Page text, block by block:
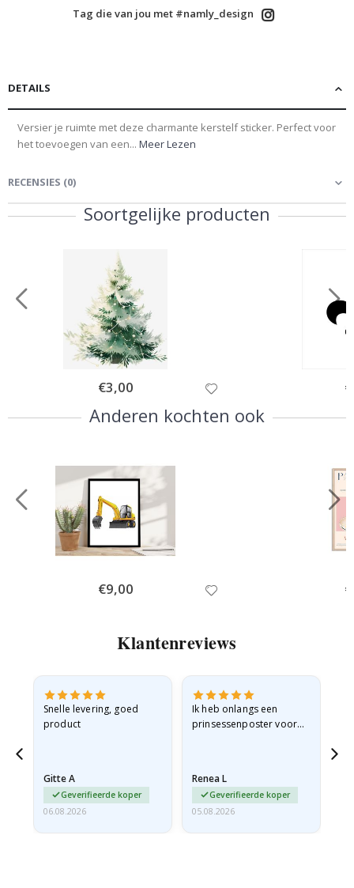
Tag die van jou met #namly_design
DETAILS
Versier je ruimte met deze charmante kerstelf sticker. Perfect voor
het toevoegen van een... Meer Lezen
RECENSIES (0)
Soortgelijke producten
Special
Price
€3,00
Anderen kochten ook
Special
Price
€9,00
Klantenreviews
Snelle levering, goed
product
Gitte A
Geverifieerde koper
06.08.2026
Ik heb onlangs een
prinsessenposter voor
licht…
Renea L
Geverifieerde koper
05.08.2026